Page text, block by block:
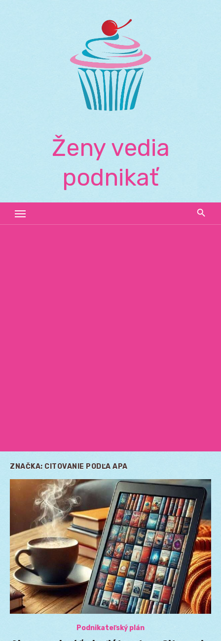
Ženy vedia
podnikať
ZNAČKA: CITOVANIE PODĽA APA
Podnikateľský plán